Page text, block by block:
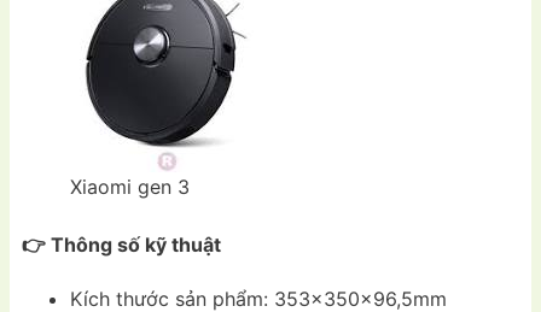
Xiaomi gen 3
👉 Thông số kỹ thuật
Kích thước sản phẩm: 353x350x96,5mm